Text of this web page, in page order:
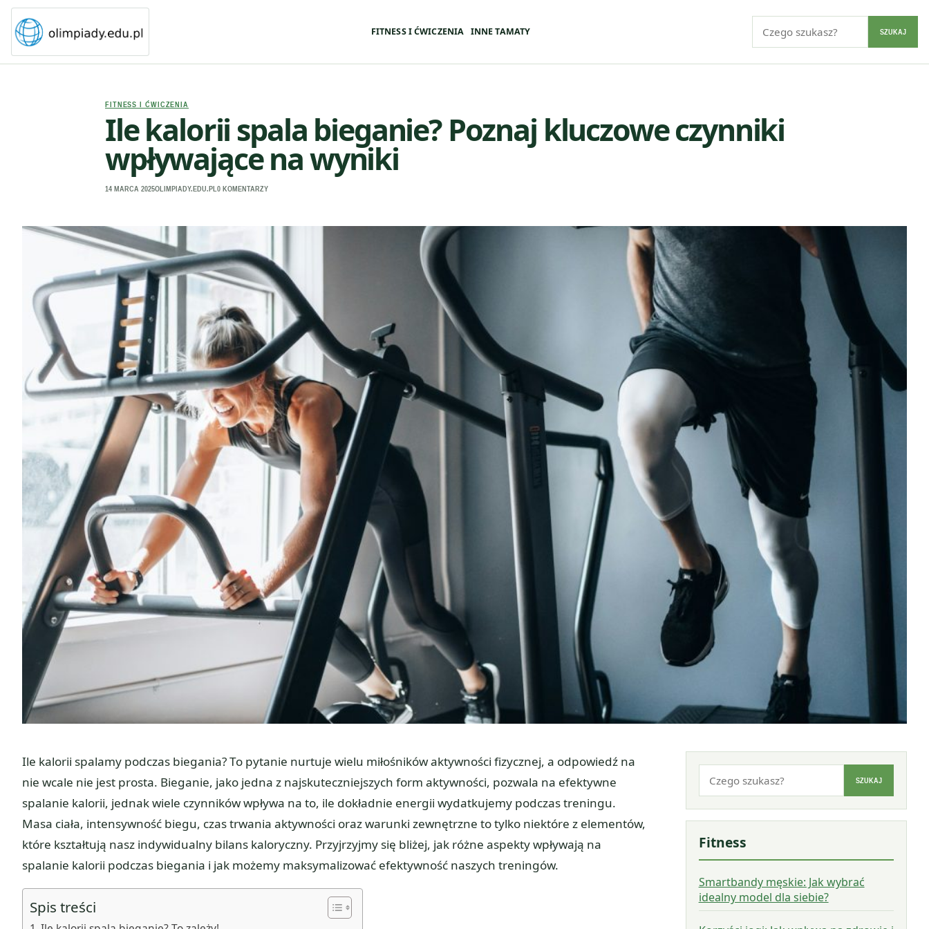
FITNESS I ĆWICZENIA INNE TAMATY SZUKAJ
FITNESS I ĆWICZENIA
Ile kalorii spala bieganie? Poznaj kluczowe czynniki
wpływające na wyniki
14 MARCA 2025OLIMPIADY.EDU.PL 0 KOMENTARZY
Ile kalorii spalamy podczas biegania? To pytanie nurtuje wielu miłośników aktywności fizycznej, a odpowiedź na
nie wcale nie jest prosta. Bieganie, jako jedna z najskuteczniejszych form aktywności, pozwala na efektywne
spalanie kalorii, jednak wiele czynników wpływa na to, ile dokładnie energii wydatkujemy podczas treningu.
Masa ciała, intensywność biegu, czas trwania aktywności oraz warunki zewnętrzne to tylko niektóre z elementów,
które kształtują nasz indywidualny bilans kaloryczny. Przyjrzyjmy się bliżej, jak różne aspekty wpływają na
spalanie kalorii podczas biegania i jak możemy maksymalizować efektywność naszych treningów.
Spis treści
SZUKAJ
Fitness
Smartbandy męskie: Jak wybrać
idealny model dla siebie?